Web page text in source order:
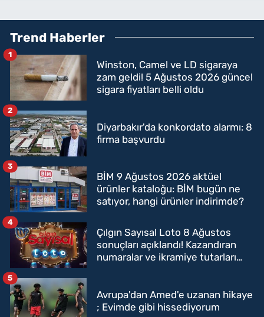
Trend Haberler
Winston, Camel ve LD sigaraya
zam geldi! 5 Ağustos 2026 güncel
sigara fiyatları belli oldu
1
Diyarbakır'da konkordato alarmı: 8
firma başvurdu
2
BİM 9 Ağustos 2026 aktüel
ürünler kataloğu: BİM bugün ne
satıyor, hangi ürünler indirimde?
3
Çılgın Sayısal Loto 8 Ağustos
sonuçları açıklandı! Kazandıran
numaralar ve ikramiye tutarları
4
Avrupa'dan Amed'e uzanan hikaye
; Evimde gibi hissediyorum
5